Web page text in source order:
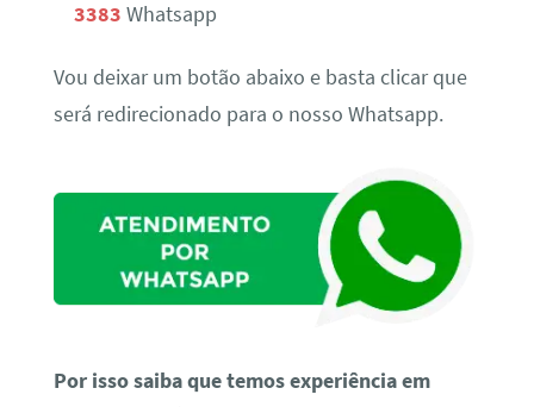
3383 Whatsapp
Vou deixar um botão abaixo e basta clicar que
será redirecionado para o nosso Whatsapp.
Por isso saiba que temos experiência em